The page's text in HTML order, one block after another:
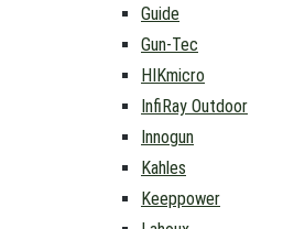
Guide
Gun-Tec
HIKmicro
InfiRay Outdoor
Innogun
Kahles
Keeppower